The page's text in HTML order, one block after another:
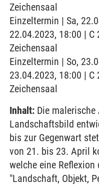
Zeichensaal
Einzeltermin | Sa,
22.04.2023, 18:00 | C
Zeichensaal
Einzeltermin | So,
23.04.2023, 18:00 | C
Zeichensaal
Inhalt: Die
Landschaftsbild
bis zur Gegenwart
von 21. bis 23. April
welche eine
"Landschaft, Objekt,